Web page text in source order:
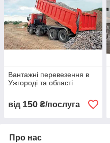
Вантажні перевезення в
Ужгороді та області
від 150 ₴/послуга
Про нас